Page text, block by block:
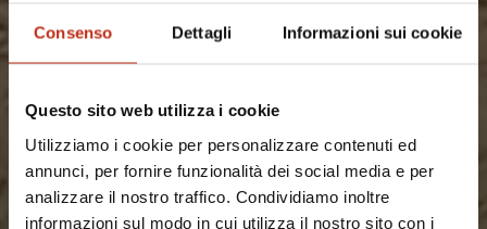
Consenso Dettagli Informazioni sui cookie
Questo sito web utilizza i cookie
Utilizziamo i cookie per personalizzare contenuti ed
annunci, per fornire funzionalità dei social media e per
analizzare il nostro traffico. Condividiamo inoltre
informazioni sul modo in cui utilizza il nostro sito con i